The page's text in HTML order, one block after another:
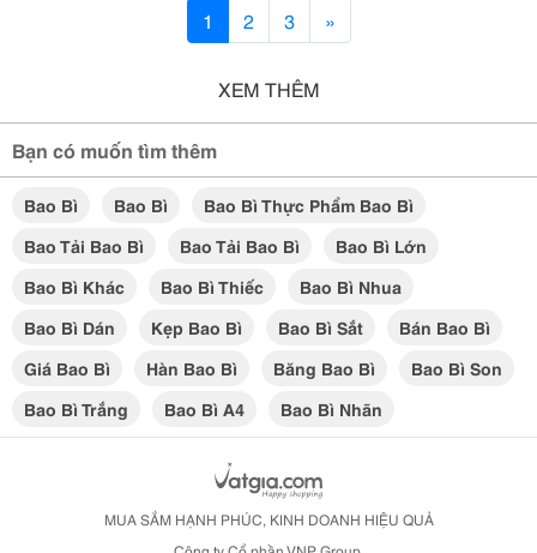
1 2 3 »
XEM THÊM
Bạn có muốn tìm thêm
Bao Bì Bao Bì
Bao Bì Thực Phẩm Bao Bì
Bao Tải Bao Bì
Bao Tải Bao Bì
Bao Bì Lớn
Bao Bì Khác
Bao Bì Thiếc
Bao Bì Nhua
Bao Bì Dán
Kẹp Bao Bì Bao Bì Sắt
Bán Bao Bì
Giá Bao Bì
Hàn Bao Bì Băng Bao Bì
Bao Bì Son
Bao Bì Trắng
Bao Bì A4 Bao Bì Nhãn
MUA SẮM HẠNH PHÚC, KINH DOANH HIỆU QUẢ